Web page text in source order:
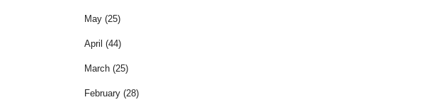
May (25)
April (44)
March (25)
February (28)